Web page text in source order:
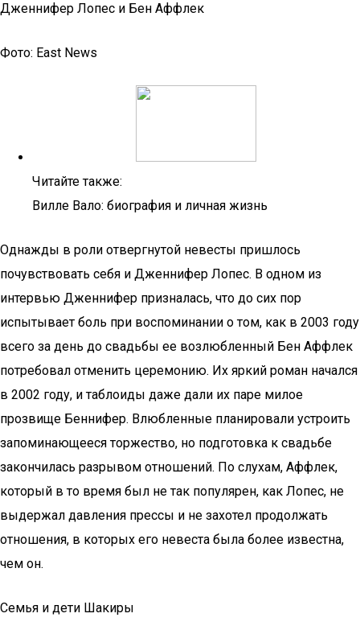
Дженнифер Лопес и Бен Аффлек
Фото: East News
Читайте также:
Вилле Вало: биография и личная жизнь
Однажды в роли отвергнутой невесты пришлось
почувствовать себя и Дженнифер Лопес. В одном из
интервью Дженнифер призналась, что до сих пор
испытывает боль при воспоминании о том, как в 2003 году
всего за день до свадьбы ее возлюбленный Бен Аффлек
потребовал отменить церемонию. Их яркий роман начался
в 2002 году, и таблоиды даже дали их паре милое
прозвище Беннифер. Влюбленные планировали устроить
запоминающееся торжество, но подготовка к свадьбе
закончилась разрывом отношений. По слухам, Аффлек,
который в то время был не так популярен, как Лопес, не
выдержал давления прессы и не захотел продолжать
отношения, в которых его невеста была более известна,
чем он.
Семья и дети Шакиры